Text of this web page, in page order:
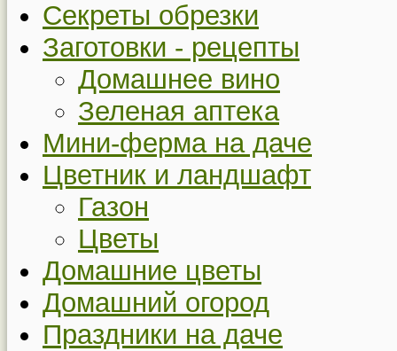
Секреты обрезки
Заготовки - рецепты
Домашнее вино
Зеленая аптека
Мини-ферма на даче
Цветник и ландшафт
Газон
Цветы
Домашние цветы
Домашний огород
Праздники на даче